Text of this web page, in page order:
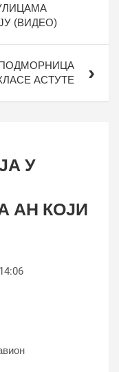
(ВИДЕО)
ПОДМОРНИЦА
АСТУТЕ
У
АН КОЈИ